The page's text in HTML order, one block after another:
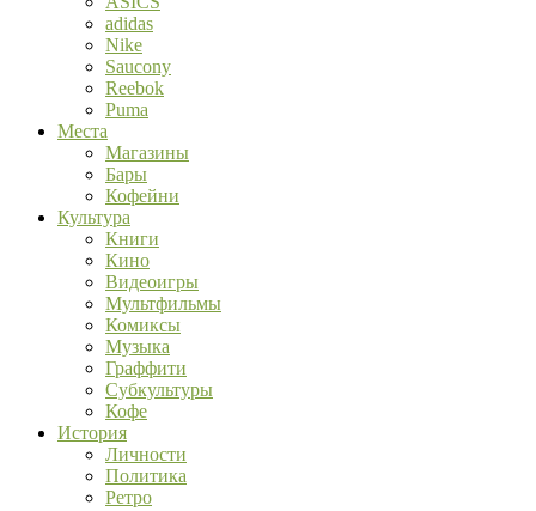
adidas
Nike
Saucony
Reebok
Puma
Места
Магазины
Бары
Кофейни
Культура
Книги
Кино
Видеоигры
Мультфильмы
Комиксы
Музыка
Граффити
Субкультуры
Кофе
История
Личности
Политика
Ретро